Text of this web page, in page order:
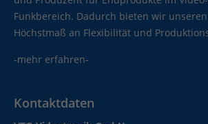
Funkbereich. Dadurch bieten wir
Höchstmaß an Flexibilität und
-mehr erfahren-
Kontaktdaten